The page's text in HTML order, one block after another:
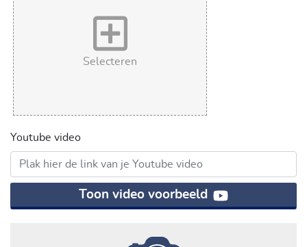
Selecteren
Youtube video
Toon video voorbeeld